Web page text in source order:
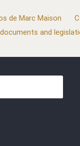
de Marc Maison
and